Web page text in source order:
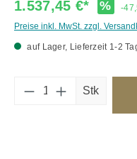
1.537,45 €* % -
Preise inkl. MwSt. zzgl.
auf Lager, Lieferzeit 1-2
Produkt Stk